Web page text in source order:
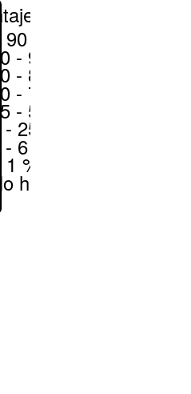
> 90 %
80 - 90 %
70 - 80 %
50 - 70 %
25 - 50 %
6 - 25 %
1 - 6 %
< 1 %
No hay